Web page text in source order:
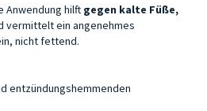
Anwendung hilft gegen kalte Füße,
vermittelt ein angenehmes
nicht fettend.
entzündungshemmenden